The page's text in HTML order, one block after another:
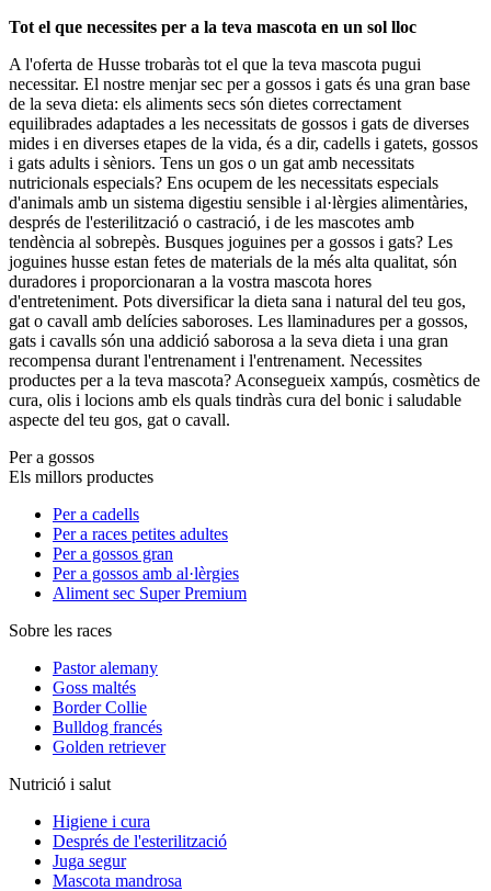
Tot el que necessites per a la teva mascota en un sol lloc
A l'oferta de Husse trobaràs tot el que la teva mascota pugui
necessitar. El nostre menjar sec per a gossos i gats és una gran base
de la seva dieta: els aliments secs són dietes correctament
equilibrades adaptades a les necessitats de gossos i gats de diverses
mides i en diverses etapes de la vida, és a dir, cadells i gatets, gossos
i gats adults i sèniors. Tens un gos o un gat amb necessitats
nutricionals especials? Ens ocupem de les necessitats especials
d'animals amb un sistema digestiu sensible i al·lèrgies alimentàries,
després de l'esterilització o castració, i de les mascotes amb
tendència al sobrepès. Busques joguines per a gossos i gats? Les
joguines husse estan fetes de materials de la més alta qualitat, són
duradores i proporcionaran a la vostra mascota hores
d'entreteniment. Pots diversificar la dieta sana i natural del teu gos,
gat o cavall amb delícies saboroses. Les llaminadures per a gossos,
gats i cavalls són una addició saborosa a la seva dieta i una gran
recompensa durant l'entrenament i l'entrenament. Necessites
productes per a la teva mascota? Aconsegueix xampús, cosmètics de
cura, olis i locions amb els quals tindràs cura del bonic i saludable
aspecte del teu gos, gat o cavall.
Per a gossos
Els millors productes
Per a cadells
Per a races petites adultes
Per a gossos gran
Per a gossos amb al·lèrgies
Aliment sec Super Premium
Sobre les races
Pastor alemany
Goss maltés
Border Collie
Bulldog francés
Golden retriever
Nutrició i salut
Higiene i cura
Després de l'esterilització
Juga segur
Mascota mandrosa